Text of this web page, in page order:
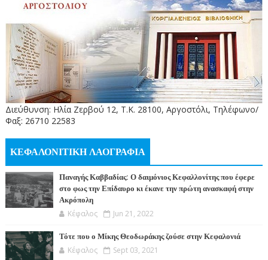
Διεύθυνση: Ηλία Ζερβού 12, Τ.Κ. 28100, Αργοστόλι, Τηλέφωνο/
Φαξ: 26710 22583
ΚΕΦΑΛΟΝΙΤΙΚΗ ΛΑΟΓΡΑΦΙΑ
Παναγής Καββαδίας: Ο δαιμόνιος Κεφαλλονίτης που έφερε
στο φως την Επίδαυρο κι έκανε την πρώτη ανασκαφή στην
Ακρόπολη
Κέφαλος Jun 21, 2022
Τότε που ο Μίκης Θεοδωράκης ζούσε στην Κεφαλονιά
Κέφαλος Sept 03, 2021